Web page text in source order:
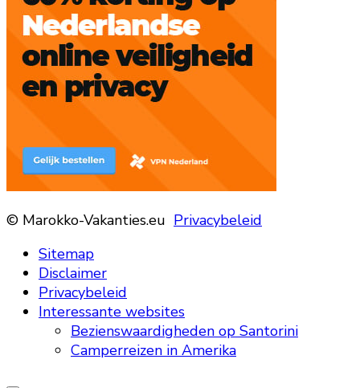
© Marokko-Vakanties.eu Privacybeleid
Sitemap
Disclaimer
Privacybeleid
Interessante websites
Bezienswaardigheden op Santorini
Camperreizen in Amerika